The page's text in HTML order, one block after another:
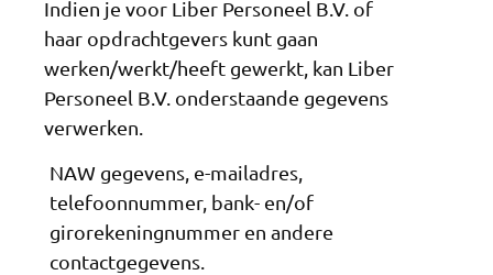
Indien je voor Liber Personeel B.V. of
haar opdrachtgevers kunt gaan
werken/werkt/heeft gewerkt, kan Liber
Personeel B.V. onderstaande gegevens
verwerken.
NAW gegevens, e-mailadres,
telefoonnummer, bank- en/of
girorekeningnummer en andere
contactgegevens.